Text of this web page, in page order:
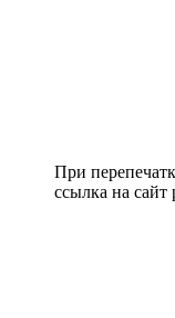
При
ссылка на сайт